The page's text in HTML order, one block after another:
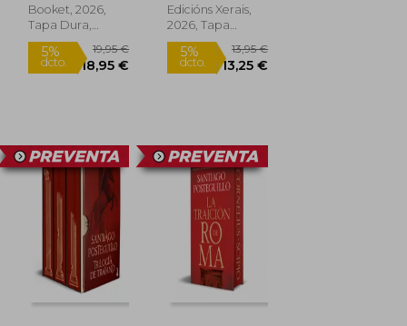
cantos
decorados.
Triloga de
Trajano, 1
Booket, 2026,
Tapa Dura,
Nuevo
5%
dcto.
19,95 €
18,95 €
Xuvenil 2026
(en Gallego)
Edicións Xerais,
2026, Tapa
Blanda, Nuevo
5%
dcto.